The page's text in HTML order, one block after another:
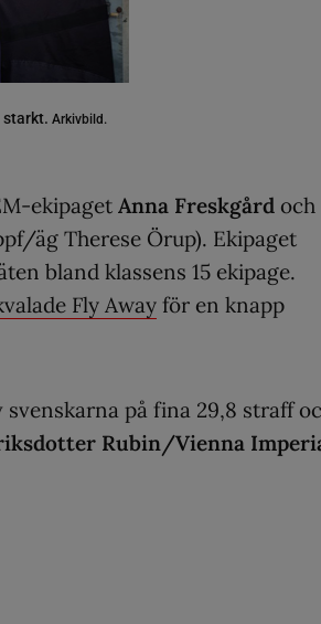
starkt.Arkivbild.
ekipaget Anna Freskgård och
äg Therese Örup). Ekipaget
bland klassens 15 ekipage.
Fly Away för en knapp
svenskarna på fina 29,8 straff
Rubin/Vienna